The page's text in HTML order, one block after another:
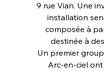
9 rue Vian. Une
installation
composée à
destinée à
Un premier
Arc-en-ciel